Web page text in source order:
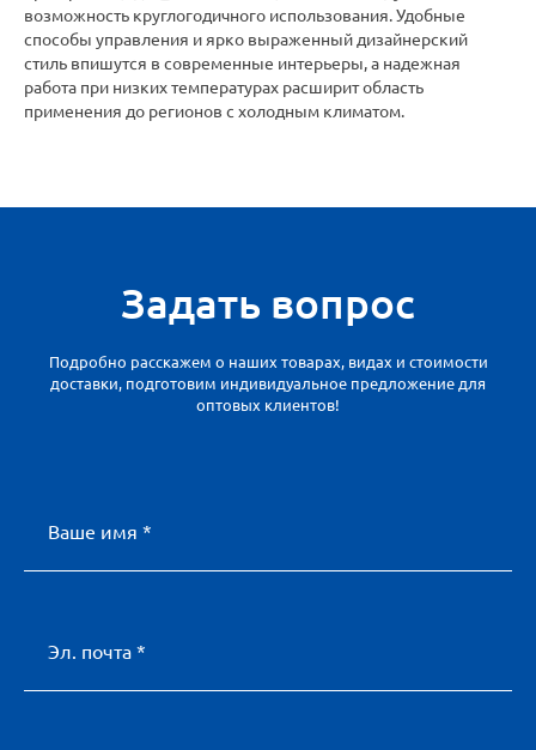
возможность круглогодичного использования. Удобные
способы управления и ярко выраженный дизайнерский
стиль впишутся в современные интерьеры, а надежная
работа при низких температурах расширит область
применения до регионов с холодным климатом.
Задать вопрос
Подробно расскажем о наших товарах, видах и стоимости
доставки, подготовим индивидуальное предложение для
оптовых клиентов!
Ваше имя *
Эл. почта *